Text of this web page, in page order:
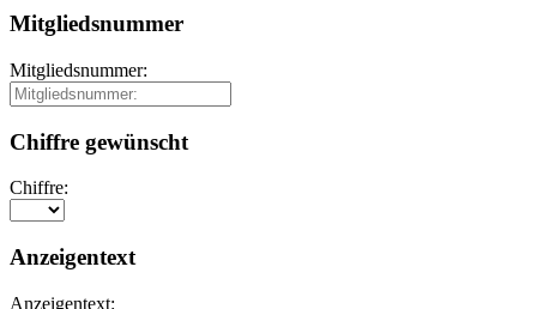
Mitgliedsnummer
Mitgliedsnummer:
Chiffre gewünscht
Chiffre:
Anzeigentext
Anzeigentext: